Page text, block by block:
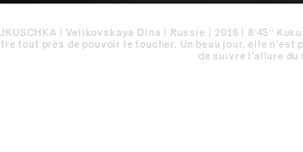
| Velikovskaya Dina | Russie | 2016 | 8’45’’
tout près de pouvoir le toucher. Un beau jour, elle
de suivre l'allure du